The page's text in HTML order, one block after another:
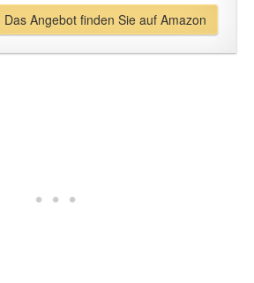
Das Angebot finden Sie auf Amazon